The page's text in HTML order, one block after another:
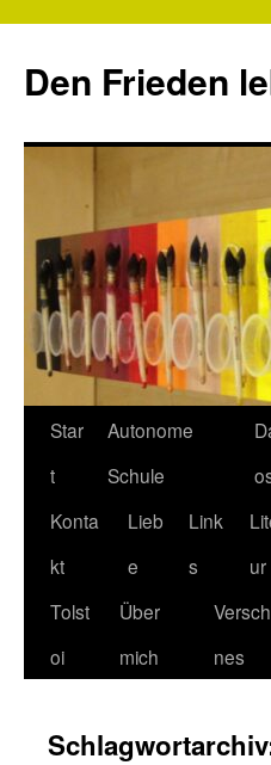
springen
Den Frieden
Star
t
Autonome
Schule
Konta
kt
Lieb
e
Link
s
ur
Tolst
oi
Über
mich
nes